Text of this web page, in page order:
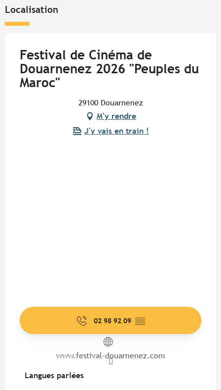
Localisation
Festival de Cinéma de
Douarnenez 2026 "Peuples du
Maroc"
29100 Douarnenez
M'y rendre
J'y vais en train !
02 98 92 09 ▒▒
www.festival-douarnenez.com
Langues parlées
Langues parlées